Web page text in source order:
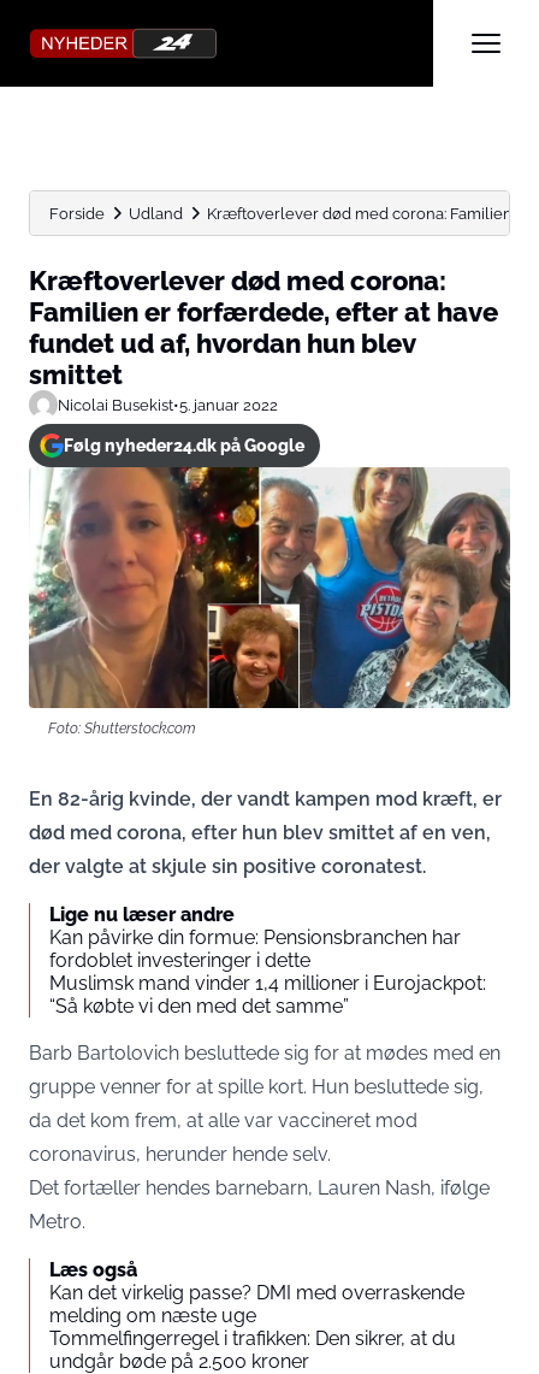
Forside Udland Kræftoverlever død med corona: Familien er
Kræftoverlever død med corona:
Familien er forfærdede, efter at have
fundet ud af, hvordan hun blev
smittet
Nicolai Busekist•5. januar 2022
Følg nyheder24.dk på Google
Foto: Shutterstock.com
En 82-årig kvinde, der vandt kampen mod kræft, er
død med corona, efter hun blev smittet af en ven,
der valgte at skjule sin positive coronatest.
Lige nu læser andre
Kan påvirke din formue: Pensionsbranchen har
fordoblet investeringer i dette
Muslimsk mand vinder 1,4 millioner i Eurojackpot:
“Så købte vi den med det samme”
Barb Bartolovich besluttede sig for at mødes med en
gruppe venner for at spille kort. Hun besluttede sig,
da det kom frem, at alle var vaccineret mod
coronavirus, herunder hende selv.
Det fortæller hendes barnebarn, Lauren Nash, ifølge
Metro.
Læs også
Kan det virkelig passe? DMI med overraskende
melding om næste uge
Tommelfingerregel i trafikken: Den sikrer, at du
undgår bøde på 2.500 kroner